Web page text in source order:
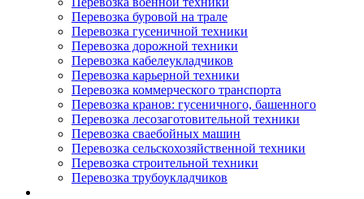
Перевозка буровой на трале
Перевозка гусеничной техники
Перевозка дорожной техники
Перевозка кабелеукладчиков
Перевозка карьерной техники
Перевозка коммерческого транспорта
Перевозка кранов: гусеничного, башенного
Перевозка лесозаготовительной техники
Перевозка сваебойных машин
Перевозка сельскохозяйственной техники
Перевозка строительной техники
Перевозка трубоукладчиков